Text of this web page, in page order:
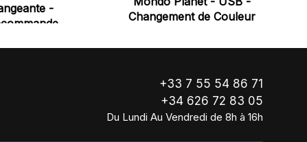
-
Changement de Couleur
+33 7 55 54 86 71
+34 626 72 83 05
Du Lundi Au Vendredi de 8h à 16h